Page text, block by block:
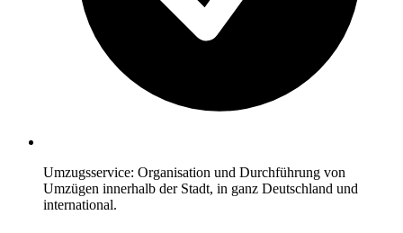
Umzugsservice: Organisation und Durchführung von
Umzügen innerhalb der Stadt, in ganz Deutschland und
international.